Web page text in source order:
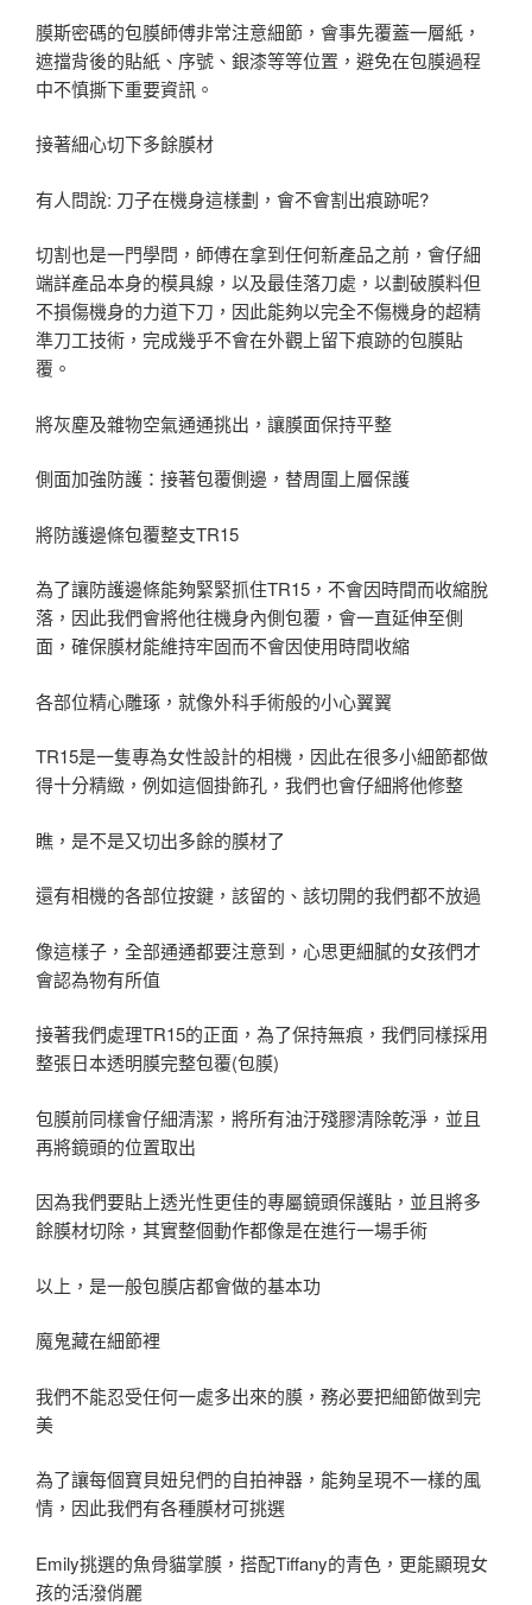
膜斯密碼的包膜師傅非常注意細節，會事先覆蓋一層紙，
遮擋背後的貼紙、序號、銀漆等等位置，避免在包膜過程
中不慎撕下重要資訊。
接著細心切下多餘膜材
有人問說: 刀子在機身這樣劃，會不會割出痕跡呢?
切割也是一門學問，師傅在拿到任何新產品之前，會仔細
端詳產品本身的模具線，以及最佳落刀處，以劃破膜料但
不損傷機身的力道下刀，因此能夠以完全不傷機身的超精
準刀工技術，完成幾乎不會在外觀上留下痕跡的包膜貼
覆。
將灰塵及雜物空氣通通挑出，讓膜面保持平整
側面加強防護：接著包覆側邊，替周圍上層保護
將防護邊條包覆整支TR15
為了讓防護邊條能夠緊緊抓住TR15，不會因時間而收縮脫
落，因此我們會將他往機身內側包覆，會一直延伸至側
面，確保膜材能維持牢固而不會因使用時間收縮
各部位精心雕琢，就像外科手術般的小心翼翼
TR15是一隻專為女性設計的相機，因此在很多小細節都做
得十分精緻，例如這個掛飾孔，我們也會仔細將他修整
瞧，是不是又切出多餘的膜材了
還有相機的各部位按鍵，該留的、該切開的我們都不放過
像這樣子，全部通通都要注意到，心思更細膩的女孩們才
會認為物有所值
接著我們處理TR15的正面，為了保持無痕，我們同樣採用
整張日本透明膜完整包覆(包膜)
包膜前同樣會仔細清潔，將所有油汙殘膠清除乾淨，並且
再將鏡頭的位置取出
因為我們要貼上透光性更佳的專屬鏡頭保護貼，並且將多
餘膜材切除，其實整個動作都像是在進行一場手術
以上，是一般包膜店都會做的基本功
魔鬼藏在細節裡
我們不能忍受任何一處多出來的膜，務必要把細節做到完
美
為了讓每個寶貝妞兒們的自拍神器，能夠呈現不一樣的風
情，因此我們有各種膜材可挑選
Emily挑選的魚骨貓掌膜，搭配Tiffany的青色，更能顯現女
孩的活潑俏麗